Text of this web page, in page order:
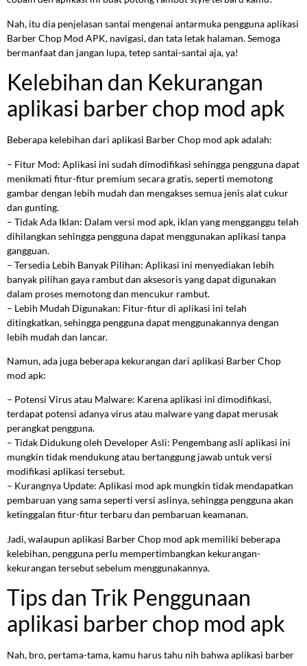
Nah, itu dia penjelasan santai mengenai antarmuka pengguna aplikasi
Barber Chop Mod APK, navigasi, dan tata letak halaman. Semoga
bermanfaat dan jangan lupa, tetep santai-santai aja, ya!
Kelebihan dan Kekurangan
aplikasi barber chop mod apk
Beberapa kelebihan dari aplikasi Barber Chop mod apk adalah:
– Fitur Mod: Aplikasi ini sudah dimodifikasi sehingga pengguna dapat
menikmati fitur-fitur premium secara gratis, seperti memotong
gambar dengan lebih mudah dan mengakses semua jenis alat cukur
dan gunting.
– Tidak Ada Iklan: Dalam versi mod apk, iklan yang mengganggu telah
dihilangkan sehingga pengguna dapat menggunakan aplikasi tanpa
gangguan.
– Tersedia Lebih Banyak Pilihan: Aplikasi ini menyediakan lebih
banyak pilihan gaya rambut dan aksesoris yang dapat digunakan
dalam proses memotong dan mencukur rambut.
– Lebih Mudah Digunakan: Fitur-fitur di aplikasi ini telah
ditingkatkan, sehingga pengguna dapat menggunakannya dengan
lebih mudah dan lancar.
Namun, ada juga beberapa kekurangan dari aplikasi Barber Chop
mod apk:
– Potensi Virus atau Malware: Karena aplikasi ini dimodifikasi,
terdapat potensi adanya virus atau malware yang dapat merusak
perangkat pengguna.
– Tidak Didukung oleh Developer Asli: Pengembang asli aplikasi ini
mungkin tidak mendukung atau bertanggung jawab untuk versi
modifikasi aplikasi tersebut.
– Kurangnya Update: Aplikasi mod apk mungkin tidak mendapatkan
pembaruan yang sama seperti versi aslinya, sehingga pengguna akan
ketinggalan fitur-fitur terbaru dan pembaruan keamanan.
Jadi, walaupun aplikasi Barber Chop mod apk memiliki beberapa
kelebihan, pengguna perlu mempertimbangkan kekurangan-
kekurangan tersebut sebelum menggunakannya.
Tips dan Trik Penggunaan
aplikasi barber chop mod apk
Nah, bro, pertama-tama, kamu harus tahu nih bahwa aplikasi barber